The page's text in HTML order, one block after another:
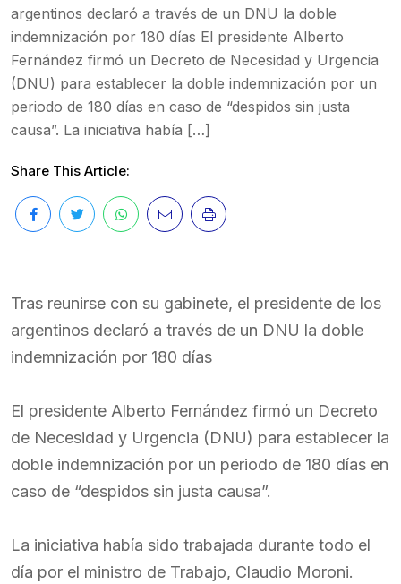
argentinos declaró a través de un DNU la doble
indemnización por 180 días El presidente Alberto
Fernández firmó un Decreto de Necesidad y Urgencia
(DNU) para establecer la doble indemnización por un
periodo de 180 días en caso de “despidos sin justa
causa”. La iniciativa había […]
Share This Article:
Tras reunirse con su gabinete, el presidente de los
argentinos declaró a través de un DNU la doble
indemnización por 180 días
El presidente Alberto Fernández firmó un Decreto
de Necesidad y Urgencia (DNU) para establecer la
doble indemnización por un periodo de 180 días en
caso de “despidos sin justa causa”.
La iniciativa había sido trabajada durante todo el
día por el ministro de Trabajo, Claudio Moroni.